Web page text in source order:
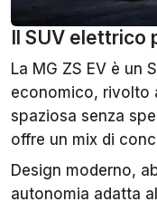
Il SUV elettrico
La MG ZS EV è un
economico, rivolto
spaziosa senza
offre un mix di
Design moderno,
autonomia adatta